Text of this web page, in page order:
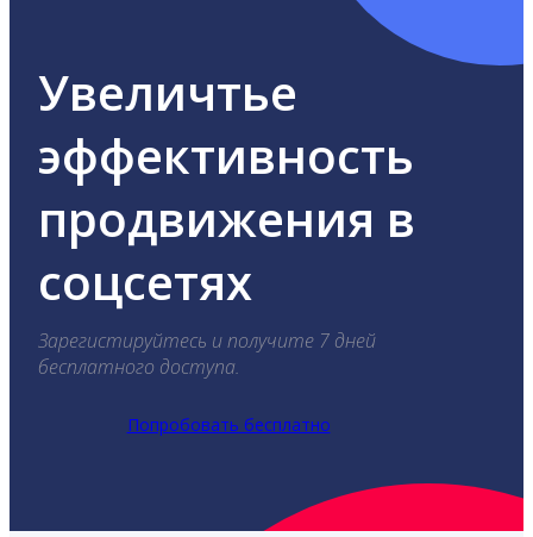
Увеличтье
эффективность
продвижения в
соцсетях
Зарегистируйтесь и получите 7 дней
бесплатного доступа.
Попробовать бесплатно